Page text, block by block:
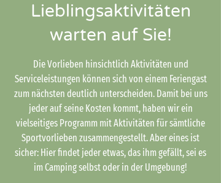
Lieblingsaktivitäten
warten auf Sie!
Die Vorlieben hinsichtlich Aktivitäten und
Serviceleistungen können sich von einem Feriengast
zum nächsten deutlich unterscheiden. Damit bei uns
jeder auf seine Kosten kommt, haben wir ein
vielseitiges Programm mit Aktivitäten für sämtliche
Sportvorlieben zusammengestellt. Aber eines ist
sicher: Hier findet jeder etwas, das ihm gefällt, sei es
im Camping selbst oder in der Umgebung!